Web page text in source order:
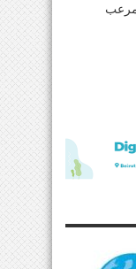
كريستيا مرعب